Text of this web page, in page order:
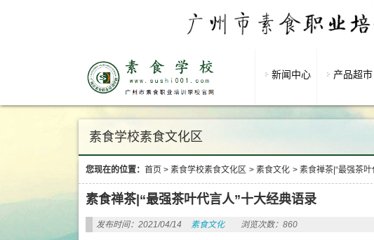
新闻中心 产品超市
素食学校素食文化区
您现在的位置： 首页 > 素食学校素食文化区 > 素食文化 > 素食禅茶|“最强茶
素食禅茶|“最强茶叶代言人”十大经典语录
发布时间：2021/04/14 素食文化 浏览次数：860